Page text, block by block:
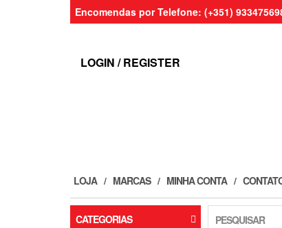
Encomendas por Telefone: (+351)
LOGIN / REGISTER
LOJA MARCAS MINHA CONTA
CATEGORIAS PESQUISAR